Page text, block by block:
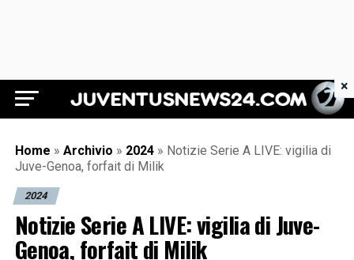
Juventus News 24
Home » Archivio » 2024 » Notizie Serie A LIVE: vigilia di
Juve-Genoa, forfait di Milik
2024
Notizie Serie A LIVE: vigilia di Juve-
Genoa, forfait di Milik
×